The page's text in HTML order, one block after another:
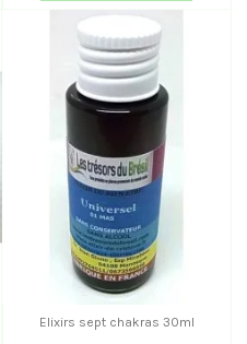
Elixirs sept chakras 30ml